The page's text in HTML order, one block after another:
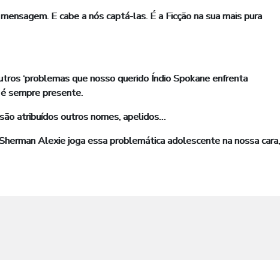
E cabe a nós captá-las. É a Ficção na sua mais pura
‘problemas que nosso querido Índio Spokane enfrenta
é sempre presente.
atribuídos outros nomes, apelidos…
Alexie joga essa problemática adolescente na nossa cara,